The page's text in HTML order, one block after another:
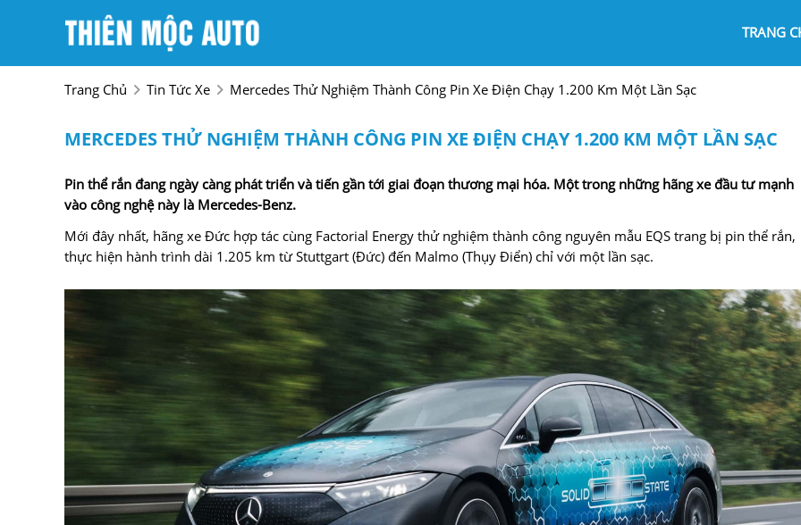
TRANG
Trang Chủ Tin Tức Xe Mercedes Thử Nghiệm Thành Công Pin Xe Điện Chạy 1.200 Km Một Lần Sạc
MERCEDES THỬ NGHIỆM THÀNH CÔNG PIN XE ĐIỆN CHẠY 1.200 KM MỘT LẦN SẠC
Pin thể rắn đang ngày càng phát triển và tiến gần tới giai đoạn thương mại hóa. Một trong những hãng xe đầu tư mạnh
vào công nghệ này là Mercedes-Benz.
Mới đây nhất, hãng xe Đức hợp tác cùng Factorial Energy thử nghiệm thành công nguyên mẫu EQS trang bị pin thể rắn,
thực hiện hành trình dài 1.205 km từ Stuttgart (Đức) đến Malmo (Thụy Điển) chỉ với một lần sạc.